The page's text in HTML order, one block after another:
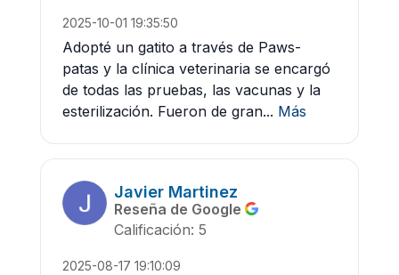
2025-10-01 19:35:50
Adopté un gatito a través de Paws-
patas y la clínica veterinaria se encargó
de todas las pruebas, las vacunas y la
esterilización. Fueron de gran... Más
Javier Martinez
Reseña de Google
Calificación: 5
2025-08-17 19:10:09